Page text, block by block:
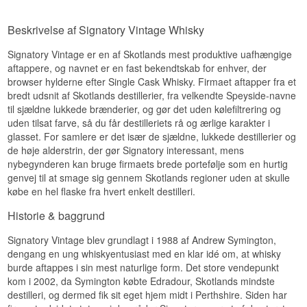
Lyt til vores podcast:
Sherry-lagret · Tørret frugt · Fyldig · Krydret ·
Fadstyrke
Investeringspotentiale
Højt. 28 år på ét fad, 447 flasker og en serie der
bærer stifterens eget navn. Gamle Clynelish fra
sherryfade er sjældne, og efterspørgslen på
destilleriet er steget støt siden Brora genåbnede.
Vidste du at?
Signatory købte Edradour i 2002 — Skotlands
dengang mindste destilleri, hvor tre mand kunne
passe hele produktionen. Andrew Symington gik
Se hele vores udvalg afClynelish Whisky
Se hele vores udvalg af Signatory Vintage
Whisky
Lyt til vores podcast:
whiskyen tåler vand godt.
Eftersmag
Lang og tør. Mørk frugt, nødder og krydret eg,
som holder ved længe og efterlader en let bitter
chokoladenote.
Specifikationer
Navn: Auchroisk 2008/2025 Signatory 16 år
Symingtons Choice Single Speyside Malt Whisky
57,9%
Destilleri: Auchroisk
Aftapper: Signatory Vintage
Region/Land: Speyside, Skotland
ABV: 57,9%
Størrelse: 70 CL
Fadtype: Førstegangsfyldt Oloroso-sherryfad nr. 4
Ikke koldfiltreret: Ja
Naturlig farve: Ja
Destilleret: 2008
Aftappet: 2025
Isle of Mull.
Smagsnoter
Næse
Sherrysødme, tørret frugt og en let røget
understrøm.
Smag
Figner, toffee og en krydret røgkarakter.
Eftersmag
Navn: Ledaig 2005/2024 Signatory 19 år
Symingtons Choice Cask #900158 Single Malt
Scotch Whisky 54,1%
Destilleri:Tobermory
Aftapper: Signatory Vintage
Region/Land: Isle of Mull
Beskrivelse af Signatory Vintage Whisky
Signatory Vintage er en af Skotlands mest produktive uafhængige
aftappere, og navnet er en fast bekendtskab for enhver, der
browser hylderne efter Single Cask Whisky. Firmaet aftapper fra et
bredt udsnit af Skotlands destillerier, fra velkendte Speyside-navne
til sjældne lukkede brænderier, og gør det uden kølefiltrering og
uden tilsat farve, så du får destilleriets rå og ærlige karakter i
glasset. For samlere er det især de sjældne, lukkede destillerier og
de høje alderstrin, der gør Signatory interessant, mens
nybegynderen kan bruge firmaets brede portefølje som en hurtig
genvej til at smage sig gennem Skotlands regioner uden at skulle
købe en hel flaske fra hvert enkelt destilleri.
Historie & baggrund
Signatory Vintage blev grundlagt i 1988 af Andrew Symington,
dengang en ung whiskyentusiast med en klar idé om, at whisky
burde aftappes i sin mest naturlige form. Det store vendepunkt
kom i 2002, da Symington købte Edradour, Skotlands mindste
destilleri, og dermed fik sit eget hjem midt i Perthshire. Siden har